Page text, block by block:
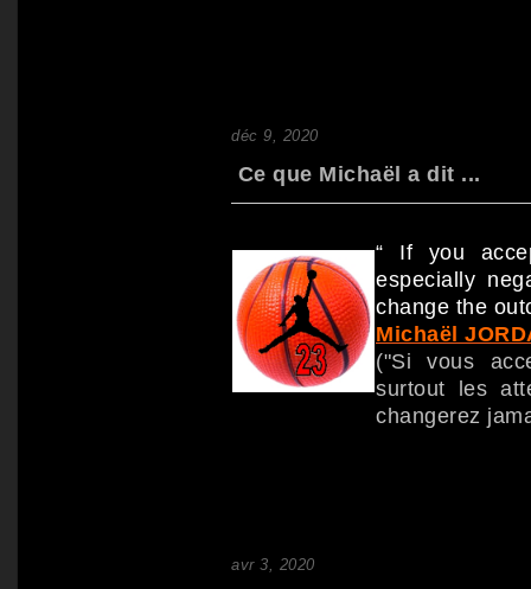
déc 9, 2020
Ce que Michaël a dit ...
“ If you
especially
change the
Michaël
("Si vous
surtout les
changerez
avr 3, 2020